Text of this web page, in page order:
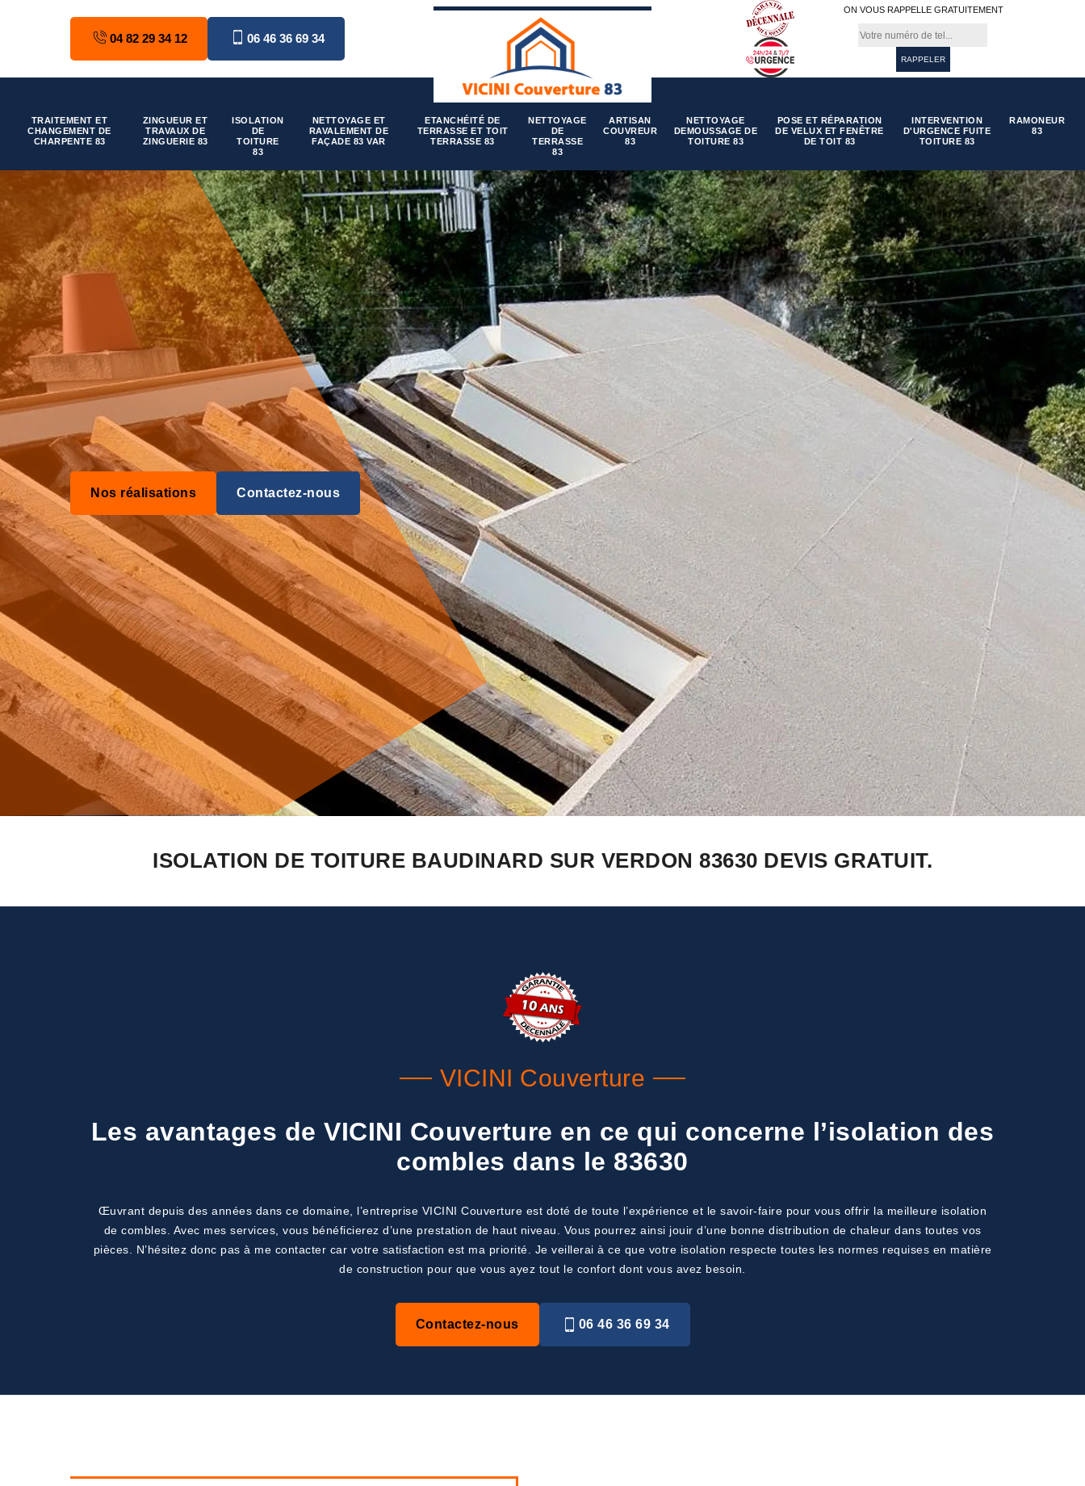
04 82 29 34 12 06 46 36 69 34
ON VOUS RAPPELLE GRATUITEMENT
TRAITEMENT ET
CHANGEMENT DE
CHARPENTE 83
ZINGUEUR ET
TRAVAUX DE
ZINGUERIE 83
ISOLATION
DE
TOITURE
83
NETTOYAGE ET
RAVALEMENT DE
FAÇADE 83 VAR
ETANCHÉITÉ DE
TERRASSE ET TOIT
TERRASSE 83
NETTOYAGE
DE
TERRASSE
83
ARTISAN
COUVREUR
83
NETTOYAGE
DEMOUSSAGE DE
TOITURE 83
POSE ET RÉPARATION
DE VELUX ET FENÊTRE
DE TOIT 83
INTERVENTION
D'URGENCE FUITE
TOITURE 83
RAMONEUR
83
Nos réalisations Contactez-nous
ISOLATION DE TOITURE BAUDINARD SUR VERDON 83630 DEVIS GRATUIT.
VICINI Couverture
Les avantages de VICINI Couverture en ce qui concerne l’isolation des
combles dans le 83630
Œuvrant depuis des années dans ce domaine, l’entreprise VICINI Couverture est doté de toute l’expérience et le savoir-faire pour vous offrir la meilleure isolation
de combles. Avec mes services, vous bénéficierez d’une prestation de haut niveau. Vous pourrez ainsi jouir d’une bonne distribution de chaleur dans toutes vos
pièces. N’hésitez donc pas à me contacter car votre satisfaction est ma priorité. Je veillerai à ce que votre isolation respecte toutes les normes requises en matière
de construction pour que vous ayez tout le confort dont vous avez besoin.
Contactez-nous 06 46 36 69 34